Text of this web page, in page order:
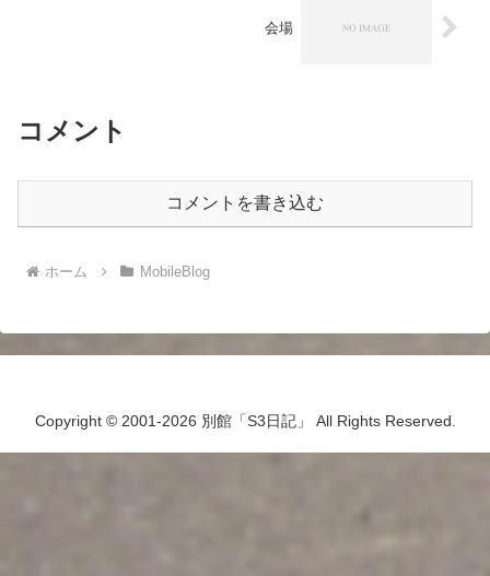
会場
コメント
コメントを書き込む
ホーム MobileBlog
Copyright © 2001-2026 別館「S3日記」 All Rights Reserved.